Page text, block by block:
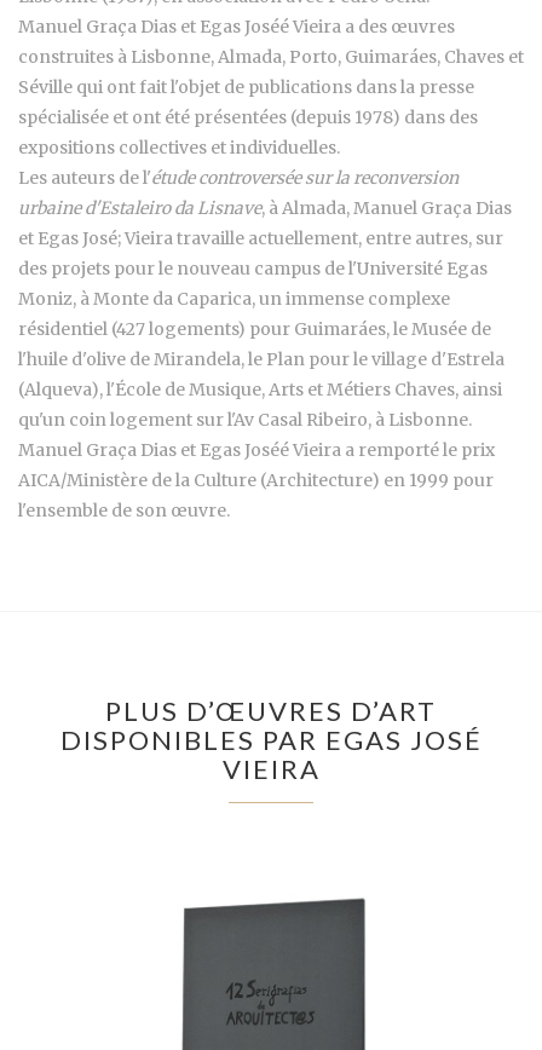
Manuel Graça Dias et Egas Joséé Vieira a des œuvres
construites à Lisbonne, Almada, Porto, Guimaráes, Chaves et
Séville qui ont fait l'objet de publications dans la presse
spécialisée et ont été présentées (depuis 1978) dans des
expositions collectives et individuelles.
Les auteurs de l'étude controversée sur la reconversion
urbaine d'Estaleiro da Lisnave, à Almada, Manuel Graça Dias
et Egas José; Vieira travaille actuellement, entre autres, sur
des projets pour le nouveau campus de l'Université Egas
Moniz, à Monte da Caparica, un immense complexe
résidentiel (427 logements) pour Guimaráes, le Musée de
l'huile d'olive de Mirandela, le Plan pour le village d'Estrela
(Alqueva), l'École de Musique, Arts et Métiers Chaves, ainsi
qu'un coin logement sur l'Av Casal Ribeiro, à Lisbonne.
Manuel Graça Dias et Egas Joséé Vieira a remporté le prix
AICA/Ministère de la Culture (Architecture) en 1999 pour
l'ensemble de son œuvre.
PLUS D’ŒUVRES D’ART
DISPONIBLES PAR EGAS JOSÉ
VIEIRA